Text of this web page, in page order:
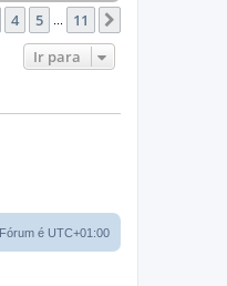
114 5 11
Ir para
é UTC+01:00